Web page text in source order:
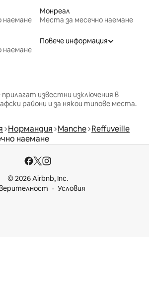
наемане
Монреал
Места за месечно наемане
наемане
Повече информация
известни изключения в
райони и за някои типове места.
Нормандия Manche Reffuveille
наемане
© 2026 Airbnb, Inc.
Условия